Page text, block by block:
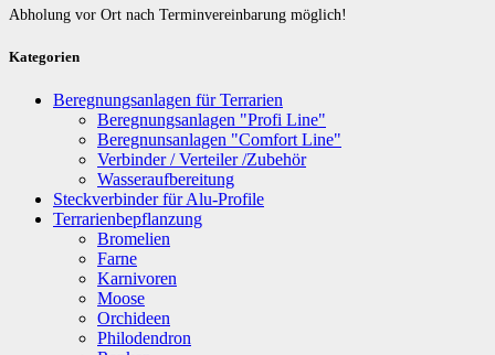
Abholung vor Ort nach Terminvereinbarung möglich!
Kategorien
Beregnungsanlagen für Terrarien
Beregnungsanlagen "Profi Line"
Beregnunsanlagen "Comfort Line"
Verbinder / Verteiler /Zubehör
Wasseraufbereitung
Steckverbinder für Alu-Profile
Terrarienbepflanzung
Bromelien
Farne
Karnivoren
Moose
Orchideen
Philodendron